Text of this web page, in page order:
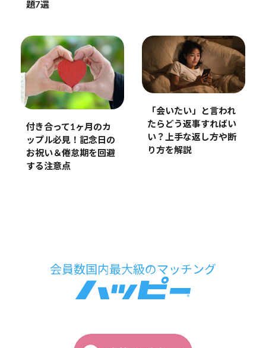
題7選
付き合って1ヶ月のカ
ップル必見！記念日の
お祝い＆倦怠期を回避
する注意点
「会いたい」と言われ
たらどう返事すればい
い？上手な返し方や断
り方を解説